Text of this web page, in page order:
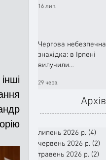
16 лип.
Чергова небезпечна
знахідка: в Ірпені
вилучили
29 черв.
Архів
липень 2026 р. (4)
червень 2026 р. (2)
травень 2026 р. (2)